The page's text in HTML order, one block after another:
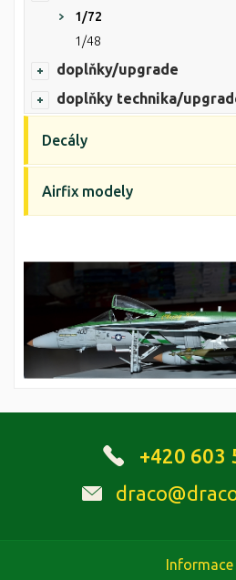
1/72
1/48
doplňky/upgrade
doplňky technika/
Decály
Airfix modely
+420 603
Informace